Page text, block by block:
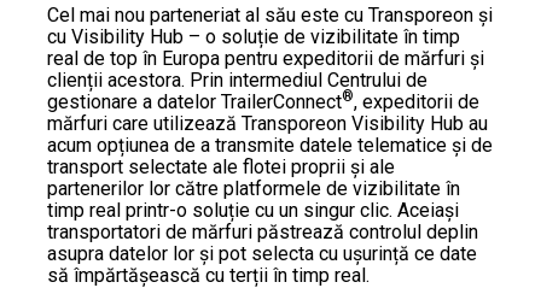
Cel mai nou parteneriat al său este cu Transporeon și
cu Visibility Hub – o soluție de vizibilitate în timp
real de top în Europa pentru expeditorii de mărfuri și
clienții acestora. Prin intermediul Centrului de
gestionare a datelor TrailerConnect®, expeditorii de
mărfuri care utilizează Transporeon Visibility Hub au
acum opțiunea de a transmite datele telematice și de
transport selectate ale flotei proprii și ale
partenerilor lor către platformele de vizibilitate în
timp real printr-o soluție cu un singur clic. Aceiași
transportatori de mărfuri păstrează controlul deplin
asupra datelor lor și pot selecta cu ușurință ce date
să împărtășească cu terții în timp real.